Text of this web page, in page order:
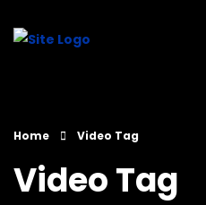
Home Video Tag
Video Tag